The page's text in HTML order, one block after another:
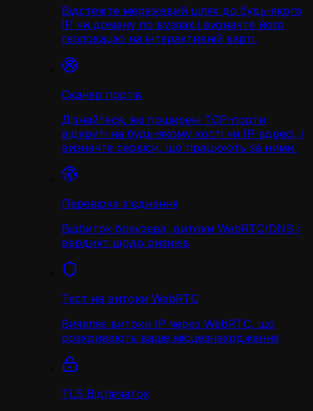
Відстежте мережевий шлях до будь-якого
IP чи домену по вузлах і визначте його
геолокацію на інтерактивній карті.
Сканер портів
Дізнайтеся, які поширені TCP-порти
відкриті на будь-якому хості чи IP-адресі, і
визначте сервіси, що працюють за ними.
Перевірка з'єднання
Відбиток браузера, витоки WebRTC/DNS і
вердикт щодо ризиків
Тест на витоки WebRTC
Виявляє витоки IP через WebRTC, що
розкривають ваше місцезнаходження
TLS Відпечаток